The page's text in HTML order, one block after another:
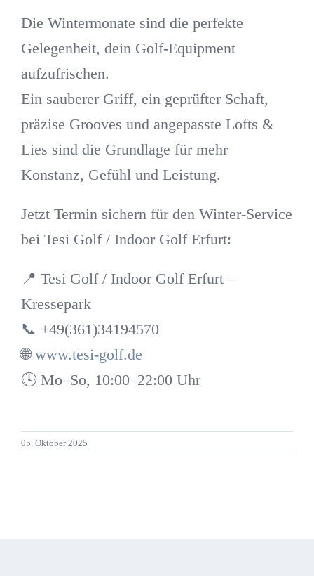
Die Wintermonate sind die perfekte
Gelegenheit, dein Golf-Equipment
aufzufrischen.
Ein sauberer Griff, ein geprüfter Schaft,
präzise Grooves und angepasste Lofts &
Lies sind die Grundlage für mehr
Konstanz, Gefühl und Leistung.
Jetzt Termin sichern für den Winter-Service
bei Tesi Golf / Indoor Golf Erfurt:
📍 Tesi Golf / Indoor Golf Erfurt –
Kressepark
📞 +49(361)34194570
🌐www.tesi-golf.de
🕓 Mo–So, 10:00–22:00 Uhr
05. Oktober 2025